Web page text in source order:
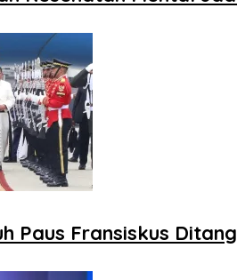
Paus Fransiskus